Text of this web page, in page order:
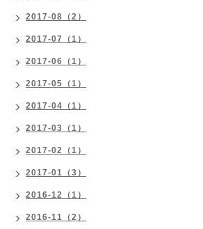
2017-08（2）
2017-07（1）
2017-06（1）
2017-05（1）
2017-04（1）
2017-03（1）
2017-02（1）
2017-01（3）
2016-12（1）
2016-11（2）